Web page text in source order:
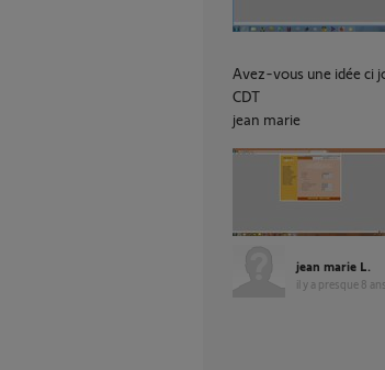
Avez-vous une idée ci
CDT
jean marie
jean marie L.
il y a presque 8 ans